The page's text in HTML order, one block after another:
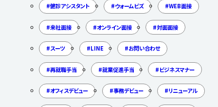
健診アシスタント ウォームビズ WEB面接
来社面接 オンライン面接 対面面接
スーツ LINE お問い合わせ
再就職手当 就業促進手当 ビジネスマナー
オフィスデビュー 事務デビュー リニューアル